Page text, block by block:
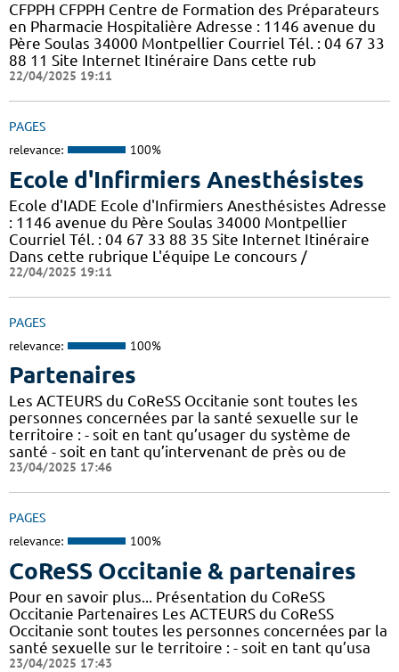
CFPPH CFPPH Centre de Formation des Préparateurs
en Pharmacie Hospitalière Adresse : 1146 avenue du
Père Soulas 34000 Montpellier Courriel Tél. : 04 67 33
88 11 Site Internet Itinéraire Dans cette rub
22/04/2025 19:11
PAGES
relevance: 100%
Ecole d'Infirmiers Anesthésistes
Ecole d'IADE Ecole d'Infirmiers Anesthésistes Adresse
: 1146 avenue du Père Soulas 34000 Montpellier
Courriel Tél. : 04 67 33 88 35 Site Internet Itinéraire
Dans cette rubrique L'équipe Le concours /
22/04/2025 19:11
PAGES
relevance: 100%
Partenaires
Les ACTEURS du CoReSS Occitanie sont toutes les
personnes concernées par la santé sexuelle sur le
territoire : - soit en tant qu’usager du système de
santé - soit en tant qu’intervenant de près ou de
23/04/2025 17:46
PAGES
relevance: 100%
CoReSS Occitanie & partenaires
Pour en savoir plus... Présentation du CoReSS
Occitanie Partenaires Les ACTEURS du CoReSS
Occitanie sont toutes les personnes concernées par la
santé sexuelle sur le territoire : - soit en tant qu’usa
23/04/2025 17:43